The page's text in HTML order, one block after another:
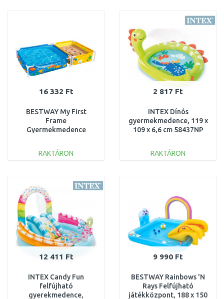
Összehasonlítás
16 332 Ft
BESTWAY My First
Frame
Gyermekmedence
x 30,5 cm 561CF
RAKTÁRON
Összehasonlítás
2 817 Ft
INTEX Dínós
gyermekmedence, 119 x
109 x 6,6 cm 58437NP
RAKTÁRON
12 411 Ft
INTEX Candy Fun
felfújható
gyerekmedence,
9 990 Ft
BESTWAY Rainbows 'N
Rays Felfújható
játékközpont, 188 x 150